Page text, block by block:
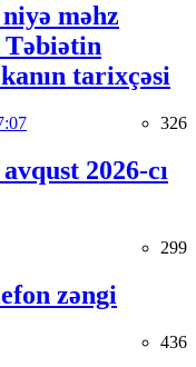
məhz
Təbiətin
tarixçəsi
326
2026-cı
299
zəngi
436